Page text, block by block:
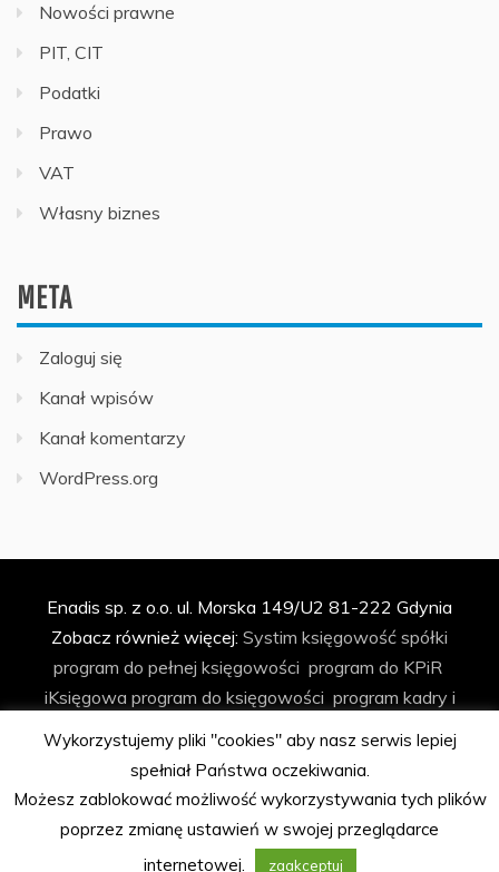
Nowości prawne
PIT, CIT
Podatki
Prawo
VAT
Własny biznes
META
Zaloguj się
Kanał wpisów
Kanał komentarzy
WordPress.org
Enadis sp. z o.o. ul. Morska 149/U2 81-222 Gdynia
Zobacz również więcej: Systim księgowość spółki
program do pełnej księgowości program do KPiR
iKsięgowa program do księgowości program kadry i
księgowość spółki z o.o.
biuro rachunkowe
biura rachunkowego
automatyzacja księgowości
program Podatkowa Książka Przychodów i Rozchodów
program kadrowo-płacowy
Wykorzystujemy pliki "cookies" aby nasz serwis lepiej
spełniał Państwa oczekiwania.
Możesz zablokować możliwość wykorzystywania tych plików
poprzez zmianę ustawień w swojej przeglądarce
internetowej.
zaakceptuj